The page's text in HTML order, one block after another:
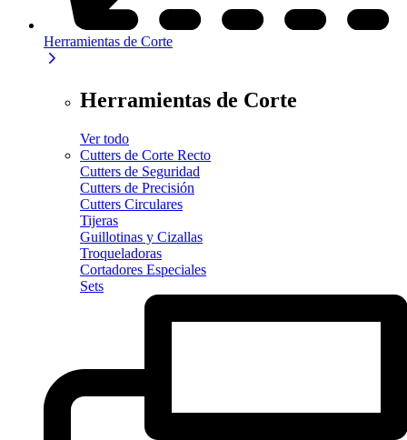
Herramientas de Corte
Herramientas de Corte
Ver todo
Cutters de Corte Recto
Cutters de Seguridad
Cutters de Precisión
Cutters Circulares
Tijeras
Guillotinas y Cizallas
Troqueladoras
Cortadores Especiales
Sets